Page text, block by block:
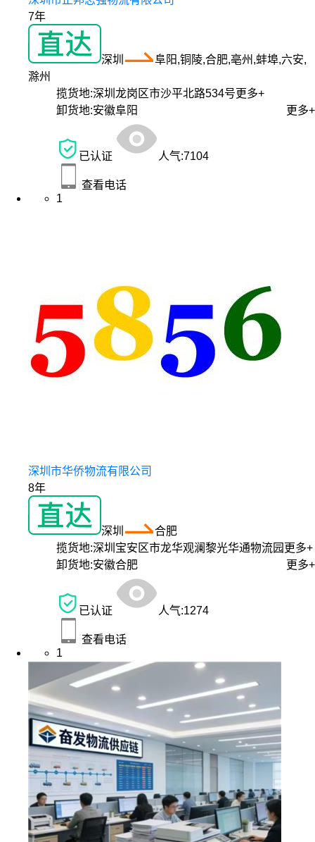
7年
深圳
阜阳,铜陵,合肥,亳州,蚌埠,六安,
滁州
揽货地:深圳龙岗区市沙平北路534号更多+
卸货地:安徽阜阳 更多+
已认证 人气:7104
查看电话
1
深圳市华侨物流有限公司
8年
深圳
合肥
揽货地:深圳宝安区市龙华观澜黎光华通物流园 更多+
卸货地:安徽合肥 更多+
已认证 人气:1274
查看电话
1